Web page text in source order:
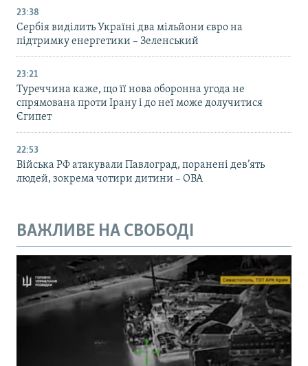
23:38
Сербія виділить Україні два мільйони євро на
підтримку енергетики – Зеленський
23:21
Туреччина каже, що її нова оборонна угода не
спрямована проти Ірану і до неї може долучитися
Єгипет
22:53
Війська РФ атакували Павлоград, поранені дев’ять
людей, зокрема чотири дитини – ОВА
ВАЖЛИВЕ НА СВОБОДІ